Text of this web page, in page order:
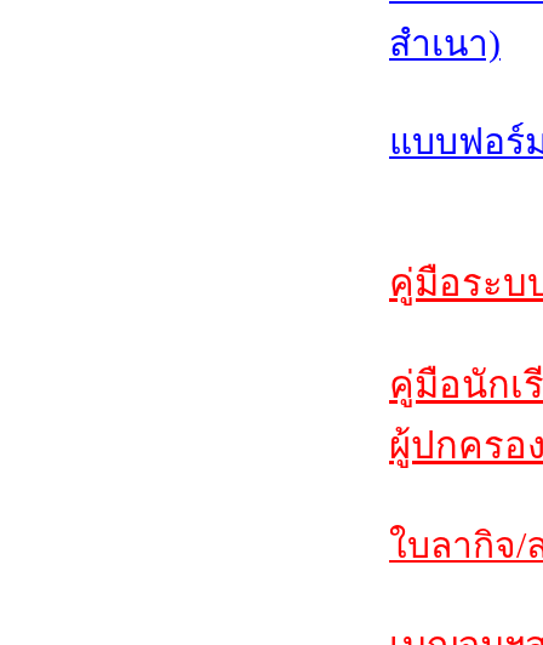
สำเนา)
แบบฟอร์
คู่มือระบ
คู่มือนักเ
ผู้ปกครอ
ใบลากิจ/